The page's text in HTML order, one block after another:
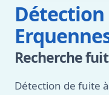
Détection
Recherche
Détection de fuite